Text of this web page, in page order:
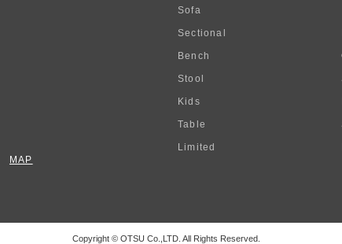
MAP
Sofa
Sectional
Bench
Stool
Kids
Table
Limited
Copyright © OTSU Co.,LTD. All Rights Reserved.